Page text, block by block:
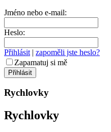
Jméno nebo e-mail:
Heslo:
Přihlásit | zapoměli jste heslo?
Zapamatuj si mě
Rychlovky
Rychlovky